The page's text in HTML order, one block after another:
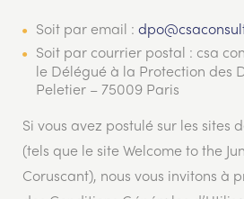
Soit par email :
Soit par courrier postal : csa
le Délégué à la Protection des
Peletier – 75009 Paris
Si vous avez postulé sur les sites
(tels que le site Welcome to the
Coruscant), nous vous invitons à